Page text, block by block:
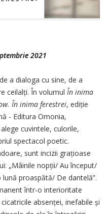
2021
a dialoga cu sine, de a
cei­lalți. În volumul În inima
În inima ferestrei, ediție
- Editura Omonia,
cuvintele, culorile,
spectacol poetic.
sunt incizii grațioase
„Mâinile nopții/ Au început/
proaspătă/ De dantelă”.
într-o interioritate
absenței, inefabile și